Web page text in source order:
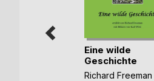
Eine wilde
Geschichte
Richard Freeman